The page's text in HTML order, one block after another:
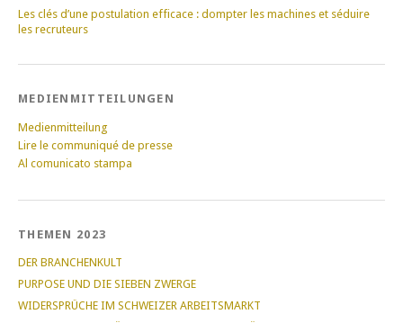
Les clés d’une postulation efficace : dompter les machines et séduire
les recruteurs
MEDIENMITTEILUNGEN
Medienmitteilung
Lire le communiqué de presse
Al comunicato stampa
THEMEN 2023
DER BRANCHENKULT
PURPOSE UND DIE SIEBEN ZWERGE
WIDERSPRÜCHE IM SCHWEIZER ARBEITSMARKT